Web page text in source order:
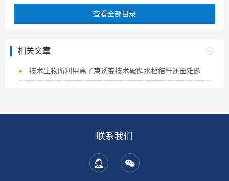
查看全部目录
相关文章
技术生物所利用离子束诱变技术破解水稻秸秆还田难题
联系我们